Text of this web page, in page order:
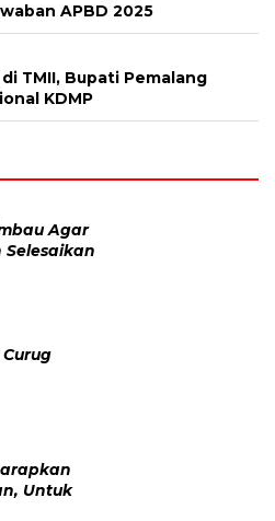
APBD 2025
TMII, Bupati Pemalang
KDMP
Agar
Selesaikan
Untuk